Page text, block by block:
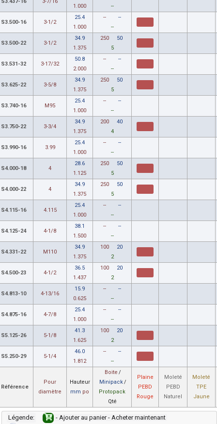
S3.437-16 3-7/16
1.000 --
S3.500-16 3-1/2
25.4
1.000
--
--
--
S3.500-22 3-1/2
34.9
1.375
250
50
5
S3.531-32 3-17/32
50.8
2.000
--
--
--
S3.625-22 3-5/8
34.9
1.375
250
50
5
S3.740-16 M95
25.4
1.000
--
--
--
S3.750-22 3-3/4
34.9
1.375
200
40
4
S3.990-16 3.99
25.4
1.000
--
--
--
S4.000-18 4
28.6
1.125
250
50
5
S4.000-22 4
34.9
1.375
250
50
5
S4.115-16 4.115
25.4
1.000
--
--
--
S4.125-24 4-1/8
38.1
1.500
--
--
--
S4.331-22 M110
34.9
1.375
100
20
2
S4.500-23 4-1/2
36.5
1.437
100
20
2
S4.813-10 4-13/16
15.9
0.625
--
--
--
S4.875-16 4-7/8
25.4
1.000
--
--
--
S5.125-26 5-1/8
41.3
1.625
100
20
2
S5.250-29 5-1/4
46.0
1.812
--
--
--
Référence
Pour
diamètre
Hauteur
mm po
Boite /
Minipack/
Protopack
Qté
Plaine
PEBD
Rouge
Moleté
PEBD
Naturel
Moleté
TPE
Jaune
Légende:
- Ajouter au panier - Acheter maintenant